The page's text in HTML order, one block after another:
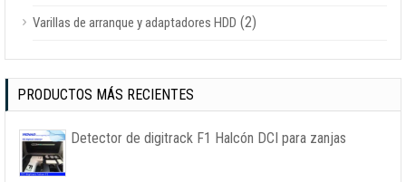
Varillas de arranque y adaptadores HDD (2)
PRODUCTOS MÁS RECIENTES
Detector de digitrack F1 Halcón DCI para zanjas